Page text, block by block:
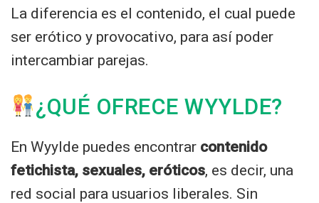
La diferencia es el contenido, el cual puede
ser erótico y provocativo, para así poder
intercambiar parejas.
¿QUÉ OFRECE WYYLDE?
En Wyylde puedes encontrar contenido
fetichista, sexuales, eróticos, es decir, una
red social para usuarios liberales. Sin